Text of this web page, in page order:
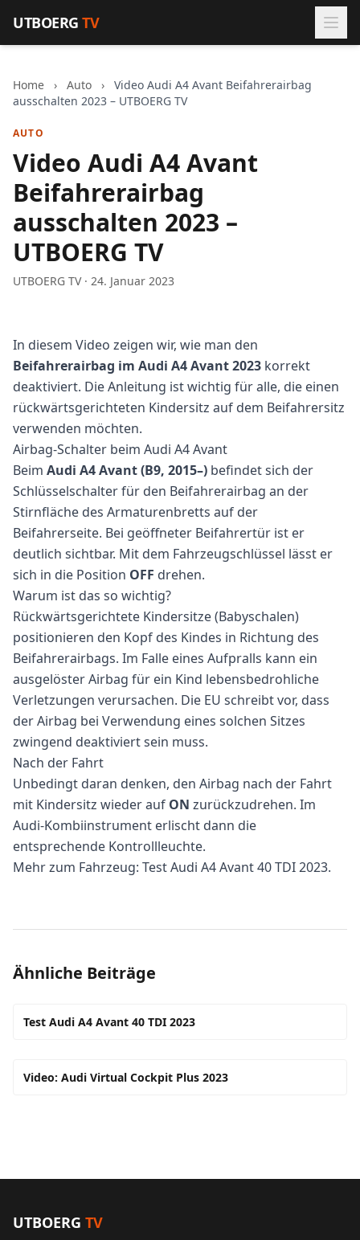
UTBOERGTV
Home › Auto ›
Video Audi A4 Avant Beifahrerairbag
ausschalten 2023 – UTBOERG TV
AUTO
Video Audi A4 Avant
Beifahrerairbag
ausschalten 2023 –
UTBOERG TV
UTBOERG TV · 24. Januar 2023
In diesem Video zeigen wir, wie man den
Beifahrerairbag im Audi A4 Avant 2023 korrekt
deaktiviert. Die Anleitung ist wichtig für alle, die einen
rückwärtsgerichteten Kindersitz auf dem Beifahrersitz
verwenden möchten.
Airbag-Schalter beim Audi A4 Avant
Beim Audi A4 Avant (B9, 2015–) befindet sich der
Schlüsselschalter für den Beifahrerairbag an der
Stirnfläche des Armaturenbretts auf der
Beifahrerseite. Bei geöffneter Beifahrertür ist er
deutlich sichtbar. Mit dem Fahrzeugschlüssel lässt er
sich in die Position OFF drehen.
Warum ist das so wichtig?
Rückwärtsgerichtete Kindersitze (Babyschalen)
positionieren den Kopf des Kindes in Richtung des
Beifahrerairbags. Im Falle eines Aufpralls kann ein
ausgelöster Airbag für ein Kind lebensbedrohliche
Verletzungen verursachen. Die EU schreibt vor, dass
der Airbag bei Verwendung eines solchen Sitzes
zwingend deaktiviert sein muss.
Nach der Fahrt
Unbedingt daran denken, den Airbag nach der Fahrt
mit Kindersitz wieder auf ON zurückzudrehen. Im
Audi-Kombiinstrument erlischt dann die
entsprechende Kontrollleuchte.
Mehr zum Fahrzeug: Test Audi A4 Avant 40 TDI 2023.
Ähnliche Beiträge
Test Audi A4 Avant 40 TDI 2023
Video: Audi Virtual Cockpit Plus 2023
UTBOERG TV